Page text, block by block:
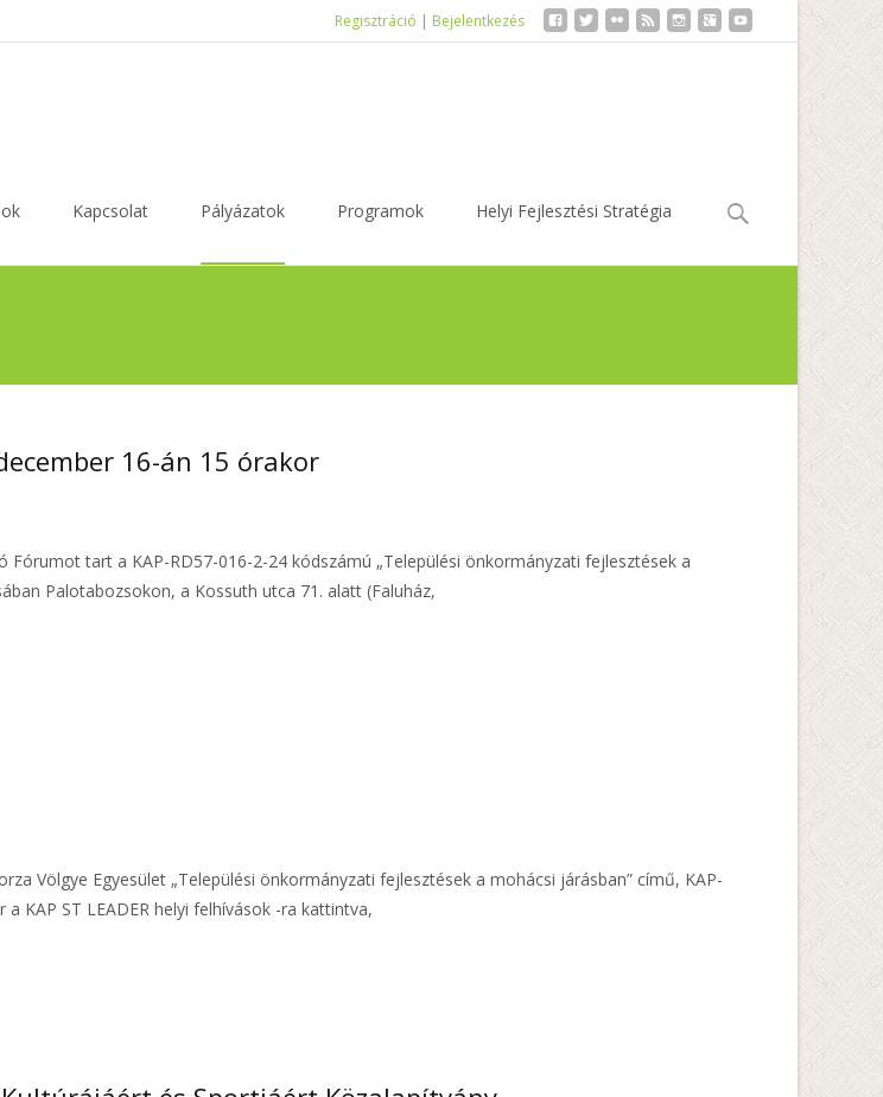
Regisztráció | Bejelentkezés
Kapcsolat Pályázatok Programok Helyi Fejlesztési Stratégia Keresés:
16-án 15 órakor
tart a KAP-RD57-016-2-24 kódszámú „Települési önkormányzati fejlesztések a
Palotabozsokon, a Kossuth utca 71. alatt (Faluház,
Völgye Egyesület „Települési önkormányzati fejlesztések a mohácsi járásban” című, KAP-
KAP ST LEADER helyi felhívások -ra kattintva,